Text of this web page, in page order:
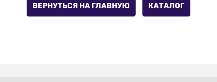
ВЕРНУТЬСЯ НА ГЛАВНУЮ КАТАЛОГ